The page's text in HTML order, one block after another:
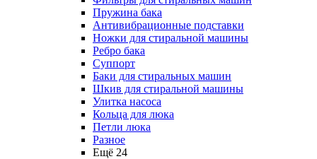
Пружина бака
Антивибрационные подставки
Ножки для стиральной машины
Ребро бака
Суппорт
Баки для стиральных машин
Шкив для стиральной машины
Улитка насоса
Кольца для люка
Петли люка
Разное
Ещё 24